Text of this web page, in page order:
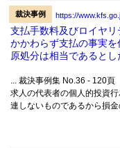
裁決事例 https://
支払手数料及びロイヤ
かかわらず支払の事実
原処分は相当であるとし
... 裁決事例集 No.36 - 120
求人の代表者の個人的投資
連しないものであるから損